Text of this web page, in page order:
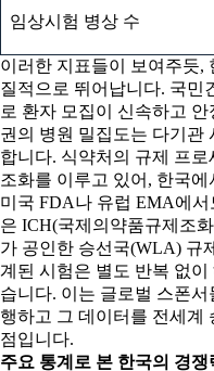
임상시험 병상 수
이러한 지표들이 보여주듯,
질적으로 뛰어납니다. 국민
로 환자 모집이 신속하고
권의 병원 밀집도는 다기관
합니다. 식약처의 규제 프
조화를 이루고 있어, 한국
미국 FDA나 유럽 EMA에
은 ICH(국제의약품규제조
가 공인한 승선국(WLA) 규
계된 시험은 별도 반복 없
습니다. 이는 글로벌 스폰
행하고 그 데이터를 전세계
점입니다.
주요 통계로 본 한국의 경쟁